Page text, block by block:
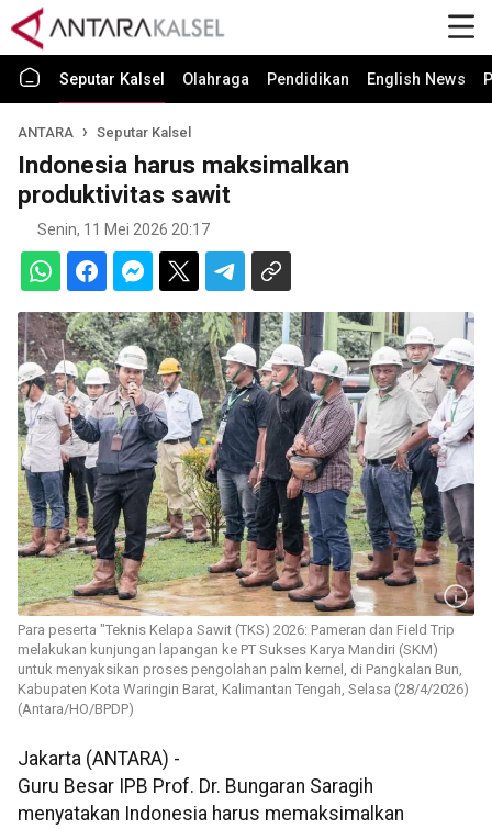
Seputar Kalsel Olahraga Pendidikan English News
ANTARA Seputar Kalsel
Indonesia harus maksimalkan
produktivitas sawit
Senin, 11 Mei 2026 20:17
Para peserta "Teknis Kelapa Sawit (TKS) 2026: Pameran dan Field Trip
melakukan kunjungan lapangan ke PT Sukses Karya Mandiri (SKM)
untuk menyaksikan proses pengolahan palm kernel, di Pangkalan Bun,
Kabupaten Kota Waringin Barat, Kalimantan Tengah, Selasa (28/4/2026)
(Antara/HO/BPDP)
Jakarta (ANTARA) -
Guru Besar IPB Prof. Dr. Bungaran Saragih
menyatakan Indonesia harus memaksimalkan